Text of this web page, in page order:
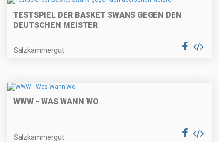
TESTSPIEL DER BASKET SWANS GEGEN DEN
DEUTSCHEN MEISTER
Salzkammergut
WWW - WAS WANN WO
Salzkammergut